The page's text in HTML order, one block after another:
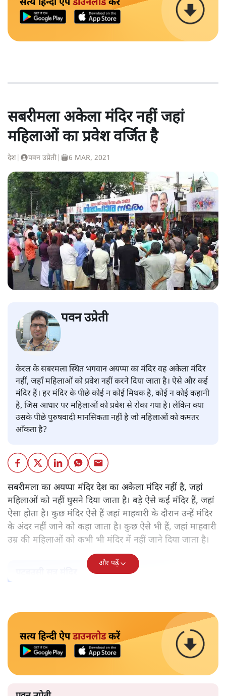
सत्य हिन्दी ऐप डाउनलोडकरें
सबरीमला अकेला मंदिर नहीं जहां
महिलाओं का प्रवेश वर्जित है
देश पवन उप्रेती 6 MAR, 2021
पवन उप्रेती
केरल के सबरमला स्थित भगवान अयप्पा का मंदिर वह अकेला मंदिर
नहीं, जहाँ महिलाओं को प्रवेश नहीं करने दिया जाता है। ऐसे और कई
मंदिर हैं। हर मंदिर के पीछे कोई न कोई मिथक है, कोई न कोई कहानी
है, जिस आधार पर महिलाओं को प्रवेश से रोका गया है। लेकिन क्या
उसके पीछे पुरुषवादी मानसिकता नहीं है जो महिलाओं को कमतर
आँकता है?
सबरीमला का अयप्पा मंदिर देश का अकेला मंदिर नहीं है, जहां
महिलाओं को नहीं घुसने दिया जाता है। बड़े ऐसे कई मंदिर हैं, जहां
ऐसा होता है। कुछ मंदिर ऐसे हैं जहां माहवारी के दौरान उन्हें मंदिर
के अंदर नहीं जाने को कहा जाता है। कुछ ऐसे भी हैं, जहां माहवारी
उम्र की महिलाओं को कभी भी मंदिर में नहीं जाने दिया जाता है।
और पढ़ें
सत्य हिन्दी ऐपडाउनलोडकरें